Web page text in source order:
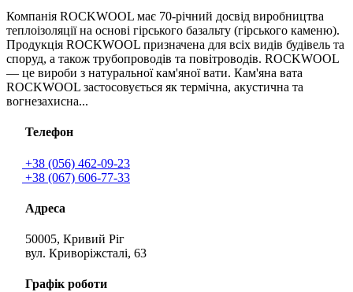
Компанія ROCKWOOL має 70-річний досвід виробництва
теплоізоляції на основі гірського базальту (гірського каменю).
Продукція ROCKWOOL призначена для всіх видів будівель та
споруд, а також трубопроводів та повітроводів. ROCKWOOL
— це вироби з натуральної кам'яної вати. Кам'яна вата
ROCKWOOL застосовується як термічна, акустична та
вогнезахисна...
Телефон
+38 (056) 462-09-23
+38 (067) 606-77-33
Адреса
50005, Кривий Ріг
вул. Криворіжсталі, 63
Графік роботи